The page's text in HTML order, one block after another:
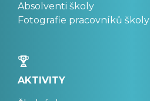
Absolventi školy
Fotografie pracovníků školy
AKTIVITY